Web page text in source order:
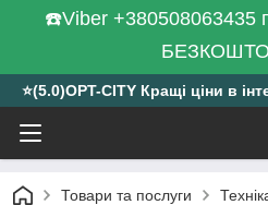
☎️Viber +380508063435
⭐️(5.0)OPT-CITY Кращі ціни в
Товари та послуги